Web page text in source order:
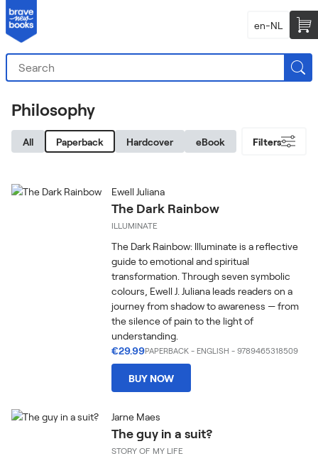
en-NL
Philosophy
All Paperback Hardcover eBook Filters
Ewell Juliana
The Dark Rainbow
ILLUMINATE
The Dark Rainbow: Illuminate is a reflective
guide to emotional and spiritual
transformation. Through seven symbolic
colours, Ewell J. Juliana leads readers on a
journey from shadow to awareness — from
the silence of pain to the light of
understanding.
€29.99PAPERBACK - ENGLISH - 9789465318509
BUY NOW
Jarne Maes
The guy in a suit?
STORY OF MY LIFE